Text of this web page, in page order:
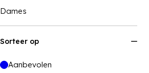
Dames
Sorteer op
Aanbevolen